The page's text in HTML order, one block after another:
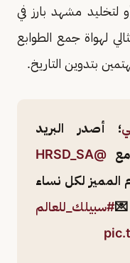
مشهد بارز في
لهواة جمع الطوابع
بتدوين التاريخ.
؛ أصدر البريد
مع @HRSD_SA
المميز لكل نساء
#سبيلك_للعالم